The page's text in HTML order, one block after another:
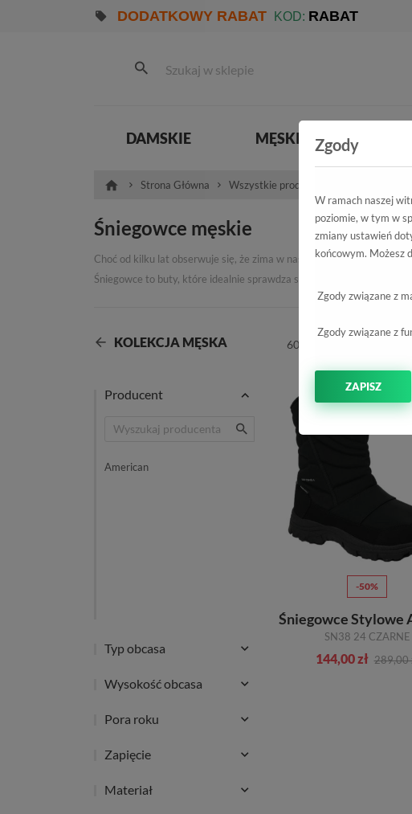
DODATKOWY RABAT KOD: RABAT
DAMSKIE MĘSKIE
Strona Główna Wszystkie produkty
Śniegowce męskie
Choć od kilku lat obserwuje się, że zima w naszym kraju jest o wiele
Śniegowce to buty, które idealnie sprawdza się również w górach.
Najlepsze buty na śnieg dla mężczyzn
Nieprzemakalny materiał i wysoka cholewka to czynniki decydujące
objętość, dlatego niższa cholewka może okazać się zupełnie
trzewiki Manitu 670680,
trzewiki ORION HT96312-355 -Nero R-Tex,
trzewiki ORION HT96304-370 R-Tex.
Wysokie śniegowce to najlepsze buty na śnieg, które wspaniale
Wybierasz się na zimowy wypoczynek? –
Śniegowce to idealne buty dla osób, które wybierają się zimą w
będzie wygodne i zapewni komfort cieplny. Do tego celu warto
Zastanawiając się nad zakupem śniegowców, należy zwrócić
materiały, z których wyprodukowane są buty,
wykorzystanie materiałów wodoodpornych,
projekt z wysoka cholewka chroniąca kostkę przed
sklepie, tworząc unikalną ofertę dla prawdziwych znawców obuwia.
KOLEKCJA MĘSKA
Producent
American
Typ obcasa
Wysokość obcasa
Pora roku
Zapięcie
Materiał
-50%
SN38 24 CZARNE
144,00 zł 289,00
Zgody
W ramach naszej
poziomie, w tym w
zmiany ustawień
końcowym. Możesz
Zgody związane z
Zgody związane z
ZAPISZ